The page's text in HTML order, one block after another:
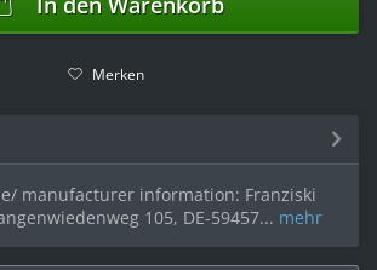
Merken
manufacturer information: Franziski
105, DE-59457... mehr